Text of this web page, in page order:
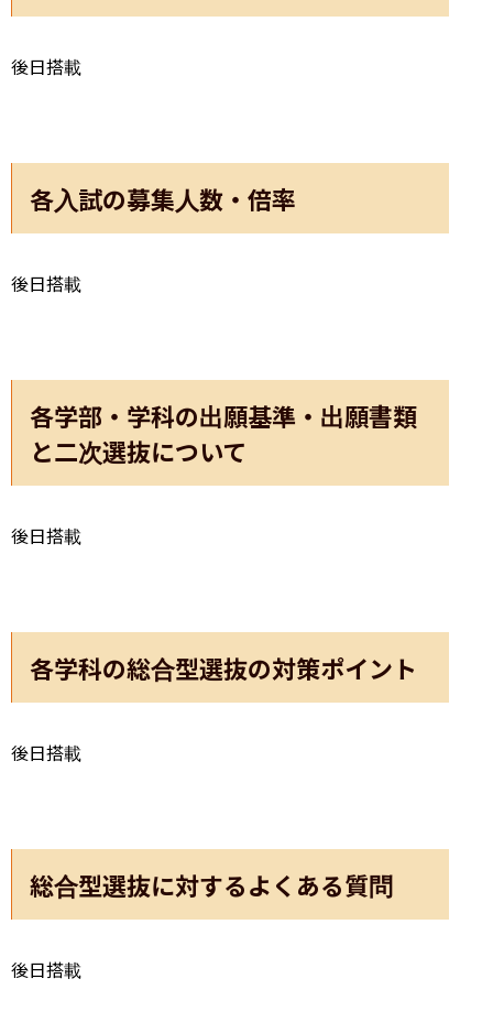
後日搭載
各入試の募集人数・倍率
後日搭載
各学部・学科の出願基準・出願書類
と二次選抜について
後日搭載
各学科の総合型選抜の対策ポイント
後日搭載
総合型選抜に対するよくある質問
後日搭載